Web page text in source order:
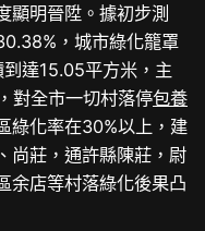
顯明晉陞。據初步測
，城市綠化籠罩
達15.05平方米，主
對全市一切村落停包養
綠化率在30%以上，建
尚莊，通許縣陳莊，尉
余店等村落綠化後果凸